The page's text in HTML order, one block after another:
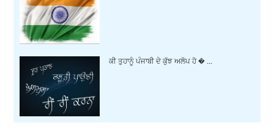
ਕੀ ਤੁਹਾਨੂੰ ਪੰਜਾਬੀ ਦੇ ਕੁੱਝ ਅਲੋਪ ਹੋ � ...